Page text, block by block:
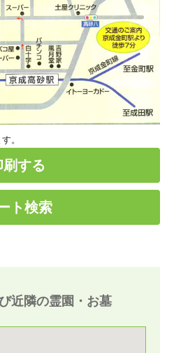
。
刷する
ト検索
近隣の霊園・お墓